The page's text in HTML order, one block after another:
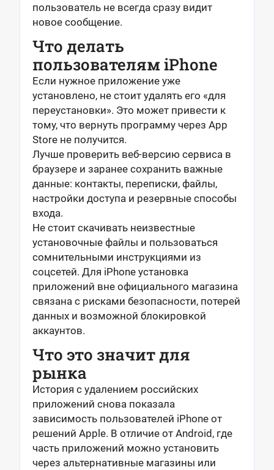
пользователь не всегда сразу видит
новое сообщение.
Что делать
пользователям iPhone
Если нужное приложение уже
установлено, не стоит удалять его «для
переустановки». Это может привести к
тому, что вернуть программу через App
Store не получится.
Лучше проверить веб-версию сервиса в
браузере и заранее сохранить важные
данные: контакты, переписки, файлы,
настройки доступа и резервные способы
входа.
Не стоит скачивать неизвестные
установочные файлы и пользоваться
сомнительными инструкциями из
соцсетей. Для iPhone установка
приложений вне официального магазина
связана с рисками безопасности, потерей
данных и возможной блокировкой
аккаунтов.
Что это значит для
рынка
История с удалением российских
приложений снова показала
зависимость пользователей iPhone от
решений Apple. В отличие от Android, где
часть приложений можно установить
через альтернативные магазины или